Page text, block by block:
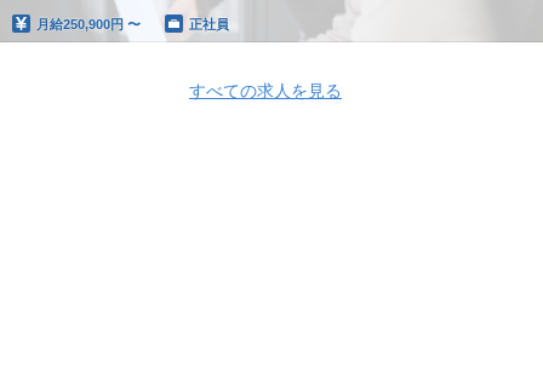
月給250,900円 〜 正社員
すべての求人を見る